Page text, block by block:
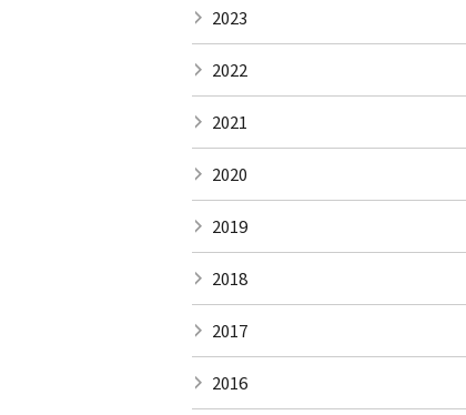
2023
2022
2021
2020
2019
2018
2017
2016